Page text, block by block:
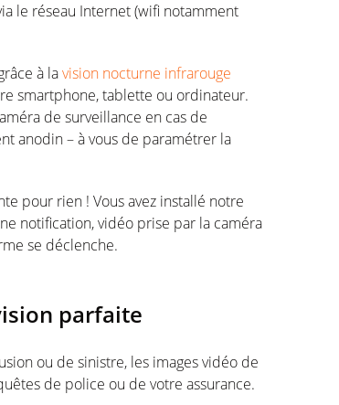
le réseau Internet (wifi notamment
à lavision nocturne infrarouge
smartphone, tablette ou ordinateur.
de surveillance en cas de
anodin – à vous de paramétrer la
pour rien ! Vous avez installé notre
notification, vidéo prise par la caméra
se déclenche.
parfaite
ou de sinistre, les images vidéo de
de police ou de votre assurance.